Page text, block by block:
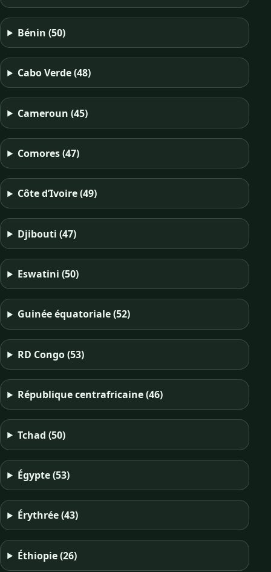
Bénin(50)
Cabo Verde(48)
Cameroun(45)
Comores(47)
Côte d’Ivoire(49)
Djibouti(47)
Eswatini(50)
Guinée équatoriale(52)
RD Congo(53)
République centrafricaine(46)
Tchad(50)
Égypte(53)
Érythrée(43)
Éthiopie(26)